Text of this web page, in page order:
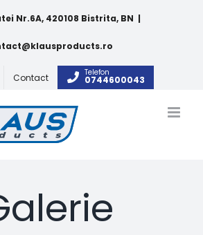
Nr.6A, 420108 Bistrita, BN |
Contact Telefon
0744600043